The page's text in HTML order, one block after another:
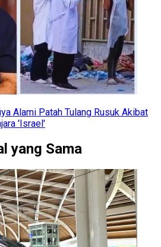
Alami Patah Tulang Rusuk Akibat
'Israel'
yang Sama